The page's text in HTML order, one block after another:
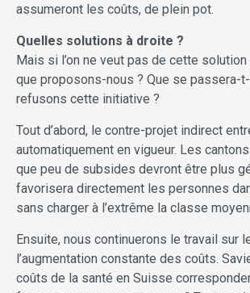
assumeront les coûts, de plein pot.
Quelles solutions à droite ?
Mais si l’on ne veut pas de cette solution
que proposons-nous ? Que se passera-
refusons cette initiative ?
Tout d’abord, le contre-projet indirect
automatiquement en vigueur. Les cantons
que peu de subsides devront être plus
favorisera directement les personnes
sans charger à l’extrême la classe
Ensuite, nous continuerons le travail sur
l’augmentation constante des coûts.
coûts de la santé en Suisse